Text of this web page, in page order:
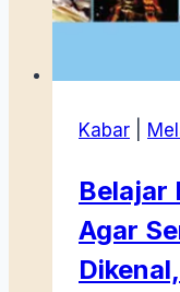
Kabar
Belajar
Agar